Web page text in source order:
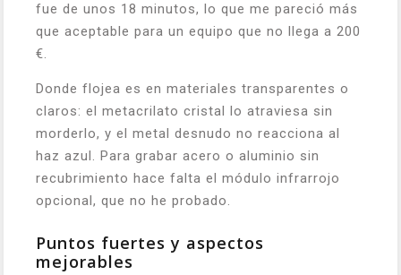
fue de unos 18 minutos, lo que me pareció más
que aceptable para un equipo que no llega a 200
€.
Donde flojea es en materiales transparentes o
claros: el metacrilato cristal lo atraviesa sin
morderlo, y el metal desnudo no reacciona al
haz azul. Para grabar acero o aluminio sin
recubrimiento hace falta el módulo infrarrojo
opcional, que no he probado.
Puntos fuertes y aspectos
mejorables